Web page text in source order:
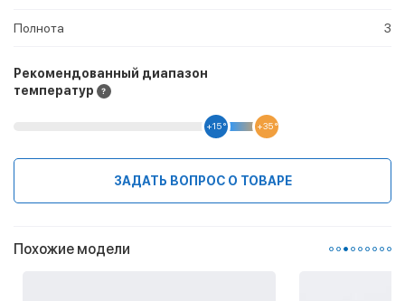
Полнота 3
Рекомендованный диапазон
температур
+15 ° +35 °
ЗАДАТЬ ВОПРОС О ТОВАРЕ
Похожие модели